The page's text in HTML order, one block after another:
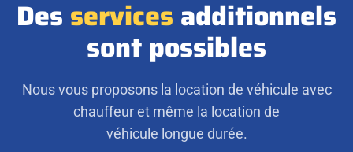
Des services additionnels
sont possibles
Nous vous proposons la location de véhicule avec
chauffeur et même la location de
véhicule longue durée.